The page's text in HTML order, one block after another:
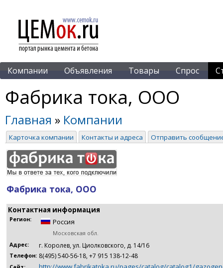
Компании Объявления Товары Спрос
Фабрика тока, ООО
Главная » Компании
Карточка компании Контакты и адреса Отправить
Фабрика тока, ООО
Контактная информация
Регион: Россия
Московская обл.
Адрес:
г. Королев, ул. Циолковского, д. 14/16
Телефон: 8(495) 540-56-18, +7 915 138-12-48